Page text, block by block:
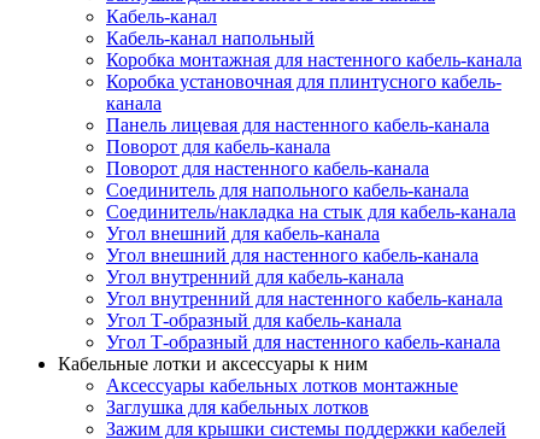
Кабель-канал
Кабель-канал напольный
Коробка монтажная для настенного кабель-канала
Коробка установочная для плинтусного кабель-
канала
Панель лицевая для настенного кабель-канала
Поворот для кабель-канала
Поворот для настенного кабель-канала
Соединитель для напольного кабель-канала
Соединитель/накладка на стык для кабель-канала
Угол внешний для кабель-канала
Угол внешний для настенного кабель-канала
Угол внутренний для кабель-канала
Угол внутренний для настенного кабель-канала
Угол Т-образный для кабель-канала
Угол Т-образный для настенного кабель-канала
Кабельные лотки и аксессуары к ним
Аксессуары кабельных лотков монтажные
Заглушка для кабельных лотков
Зажим для крышки системы поддержки кабелей